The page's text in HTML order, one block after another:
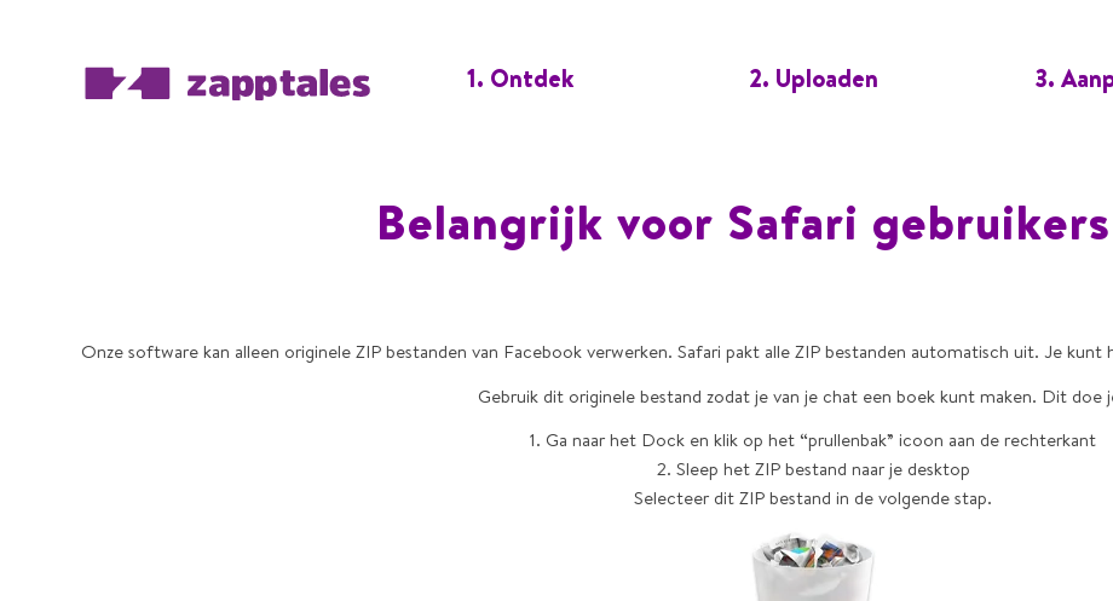
1. Ontdek 2. Uploaden 3.
Belangrijk voor Safari
Onze software kan alleen originele ZIP bestanden van Facebook verwerken. Safari pakt alle ZIP bestanden automatisch uit. Je kunt
Gebruik dit originele bestand zodat je van je chat een boek kunt maken. Dit doe
1. Ga naar het Dock en klik op het “prullenbak” icoon aan de rechterkant
2. Sleep het ZIP bestand naar je desktop
Selecteer dit ZIP bestand in de volgende stap.